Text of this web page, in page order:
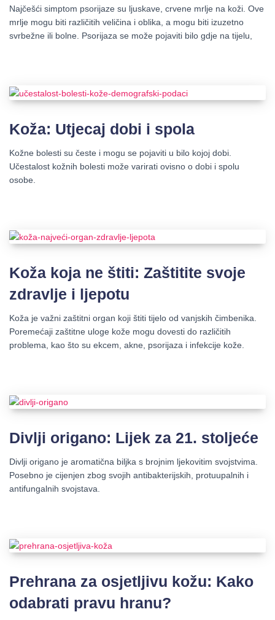
Najčešći simptom psorijaze su ljuskave, crvene mrlje na koži. Ove
mrlje mogu biti različitih veličina i oblika, a mogu biti izuzetno
svrbežne ili bolne. Psorijaza se može pojaviti bilo gdje na tijelu,
Koža: Utjecaj dobi i spola
Kožne bolesti su česte i mogu se pojaviti u bilo kojoj dobi.
Učestalost kožnih bolesti može varirati ovisno o dobi i spolu
osobe.
Koža koja ne štiti: Zaštitite svoje
zdravlje i ljepotu
Koža je važni zaštitni organ koji štiti tijelo od vanjskih čimbenika.
Poremećaji zaštitne uloge kože mogu dovesti do različitih
problema, kao što su ekcem, akne, psorijaza i infekcije kože.
Divlji origano: Lijek za 21. stoljeće
Divlji origano je aromatična biljka s brojnim ljekovitim svojstvima.
Posebno je cijenjen zbog svojih antibakterijskih, protuupalnih i
antifungalnih svojstava.
Prehrana za osjetljivu kožu: Kako
odabrati pravu hranu?